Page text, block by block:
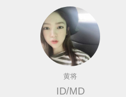
黄将
ID/MD